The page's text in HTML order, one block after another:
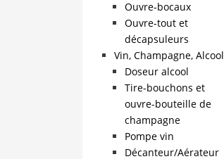
Ouvre-bocaux
Ouvre-tout et
décapsuleurs
Vin, Champagne, Alcool
Doseur alcool
Tire-bouchons et
ouvre-bouteille de
champagne
Pompe vin
Décanteur/Aérateur